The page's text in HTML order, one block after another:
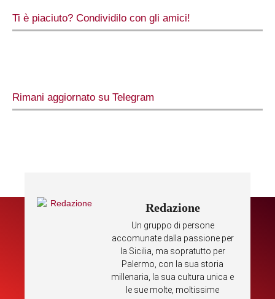
Ti è piaciuto? Condividilo con gli amici!
Rimani aggiornato su Telegram
Redazione
Un gruppo di persone
accomunate dalla passione per
la Sicilia, ma sopratutto per
Palermo, con la sua storia
millenaria, la sua cultura unica e
le sue molte, moltissime